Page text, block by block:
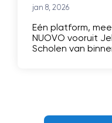
jan 8, 2026
Eén platform,
NUOVO vooruit
Scholen van